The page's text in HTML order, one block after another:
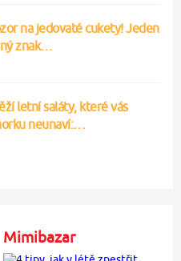
na jedovaté cukety! Jeden
znak…
letní saláty, které vás
neunaví:…
Mimibazar